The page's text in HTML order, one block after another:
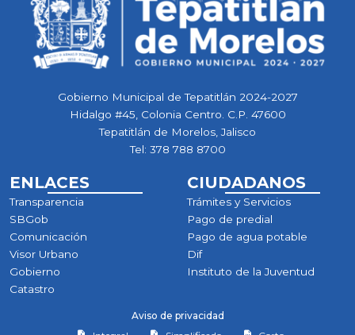
Gobierno Municipal de Tepatitlán 2024-2027
Hidalgo #45, Colonia Centro. C.P. 47600
Tepatitlán de Morelos, Jalisco
Tel: 378 788 8700
ENLACES
Transparencia
SBGob
Comunicación
Visor Urbano
Gobierno
Catastro
CIUDADANOS
Trámites y Servicios
Pago de predial
Pago de agua potable
Dif
Instituto de la Juventud
Aviso de privacidad